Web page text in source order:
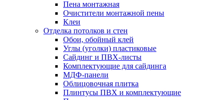
Пена монтажная
Очистители монтажной пены
Клеи
Отделка потолков и стен
Обои, обойный клей
Углы (уголки) пластиковые
Сайдинг и ПВХ-листы
Комплектующие для сайдинга
МДФ-панели
Облицовочная плитка
Плинтусы ПВХ и комплектующие